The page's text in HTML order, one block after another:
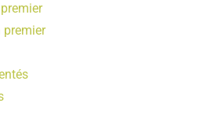
premier